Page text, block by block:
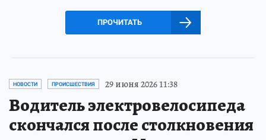
ПРОЧИТАТЬ
НОВОСТИ ПРОИСШЕСТВИЯ 29 июня 2026 11:38
Водитель электровелосипеда
скончался после столкновения